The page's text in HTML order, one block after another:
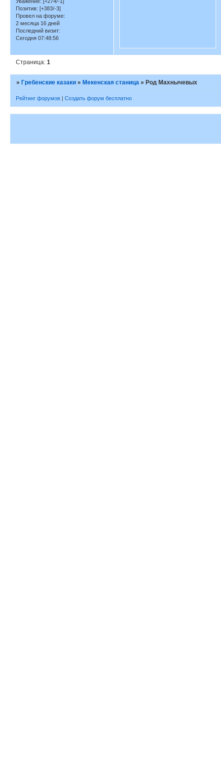
Позитив: [+383/-3]
Провел на форуме:
2 месяца 16 дней
Последний визит:
Сегодня 07:48:56
Страница:1
» Гребенские казаки » Мекенская станица » Род Махнычевых
Рейтинг форумов | Создать форум бесплатно